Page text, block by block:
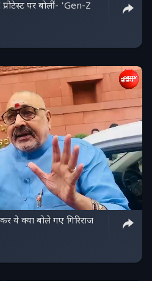
पर बोलीं- 'Gen-Z
ये क्‍या बोले गए गिरिराज